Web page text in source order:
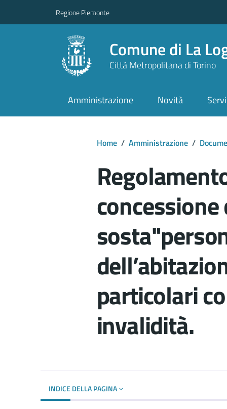
Regione Piemonte
Comune di La
Città Metropolitana di Torino
Amministrazione Novità
Home / Amministrazione /
particolari
invalidità.
INDICE DELLA PAGINA